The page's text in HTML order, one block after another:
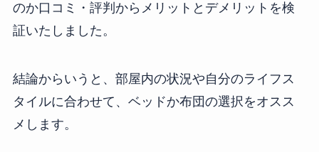
のか口コミ・評判からメリットとデメリットを検
証いたしました。
結論からいうと、部屋内の状況や自分のライフス
タイルに合わせて、ベッドか布団の選択をオスス
メします。